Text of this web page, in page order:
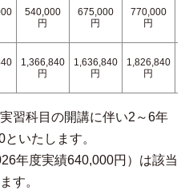
540,000
円
675,000
円
770,000
円
1,366,840
円
1,636,840
円
1,826,840
円
習科目の開講に伴い2～6年
いたします。
年度実績640,000円）は該当
す。